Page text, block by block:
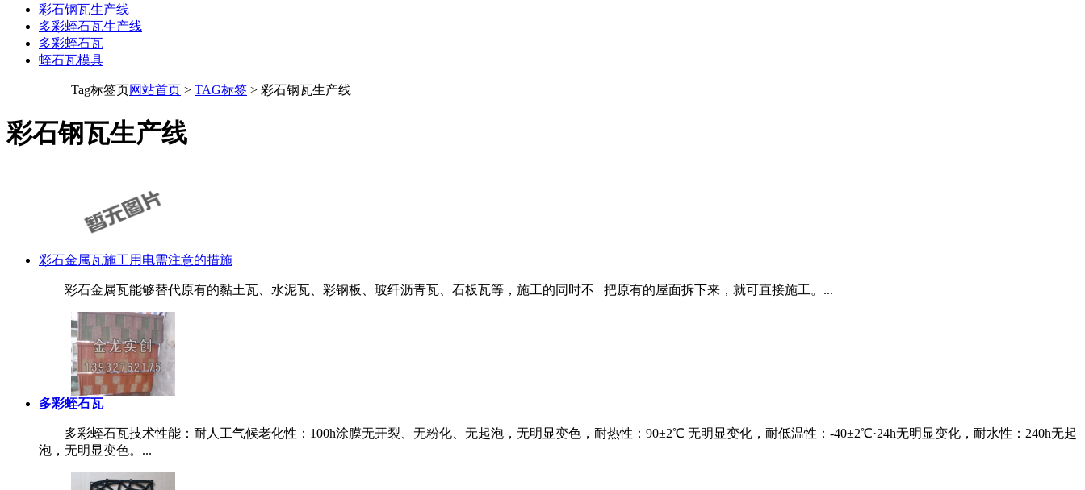
彩石钢瓦生产线
多彩蛭石瓦生产线
多彩蛭石瓦
蛭石瓦模具
Tag标签页网站首页 > TAG标签 > 彩石钢瓦生产线
彩石钢瓦生产线
彩石金属瓦施工用电需注意的措施
彩石金属瓦能够替代原有的黏土瓦、水泥瓦、彩钢板、玻纤沥青瓦、石板瓦等，施工的同时不 把原有的屋面拆下来，就可直接施工。...
多彩蛭石瓦
多彩蛭石瓦技术性能：耐人工气候老化性：100h涂膜无开裂、无粉化、无起泡，无明显变色，耐热性：90±2℃ 无明显变化，耐低温性：-40±2℃·24h无明显变化，耐水性：240h无起
泡，无明显变色。...